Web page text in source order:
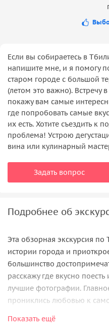
Если вы собираетесь в
напишите мне, и я помогу
старом городе с большой
(летом это важно). Встречу
покажу вам самые
где попробовать самые
их есть. Хотите съездить к
проблема! Устрою
вина или кулинарный
Задать вопрос
Подробнее об
Эта обзорная экскурсия
истории города и
большинство
расскажу где вкусно
лучшие фотографии.
прониклись любовью к
Показать ещё